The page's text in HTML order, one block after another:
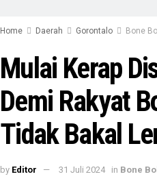
Home Daerah Gorontalo Bone
Mulai Kerap
Demi Rakyat
Tidak Bakal
by Editor 31 Juli 2024 in Bone